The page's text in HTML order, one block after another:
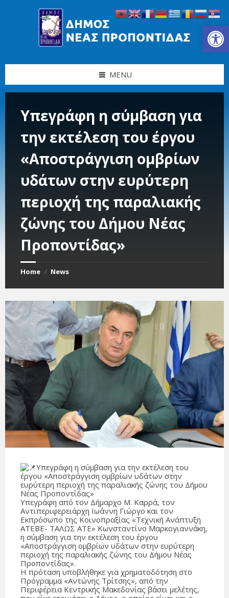
Ανοίξτε τη γραμμή εργαλείων
MENU
Υπεγράφη η σύμβαση για
την εκτέλεση του έργου
«Αποστράγγιση ομβρίων
υδάτων στην ευρύτερη
περιοχή της παραλιακής
ζώνης του Δήμου Νέας
Προποντίδας»
Home / News
Υπεγράφη η σύμβαση για την εκτέλεση του
έργου «Αποστράγγιση ομβρίων υδάτων στην
ευρύτερη περιοχή της παραλιακής ζώνης του Δήμου
Νέας Προποντίδας»
Υπεγράφη από τον Δήμαρχο Μ. Καρρά, τον
Αντιπεριφερειάρχη Ιωάννη Γιώργο και τον
Εκπρόσωπο της Κοινοπραξίας «Τεχνική Ανάπτυξη
ΑΤΕΒΕ- ΤΑΛΩΣ ΑΤΕ» Κωνσταντίνο Μαρκογιαννάκη,
η σύμβαση για την εκτέλεση του έργου
«Αποστράγγιση ομβρίων υδάτων στην ευρύτερη
περιοχή της παραλιακής ζώνης του Δήμου Νέας
Προποντίδας».
Η πρόταση υποβλήθηκε για χρηματοδότηση στο
Πρόγραμμα «Αντώνης Τρίτσης», από την
Περιφέρεια Κεντρικής Μακεδονίας βάσει μελέτης,